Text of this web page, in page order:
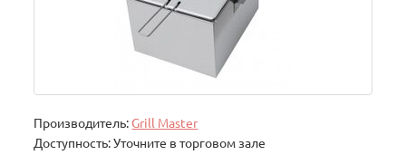
Производитель: Grill Master
Доступность: Уточните в торговом зале